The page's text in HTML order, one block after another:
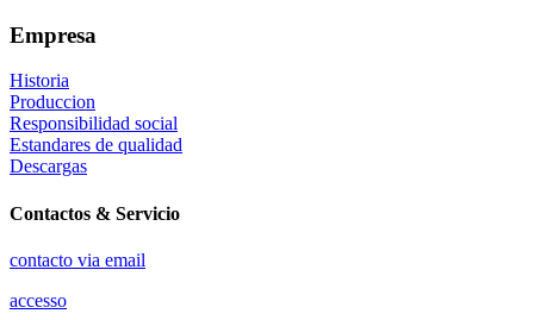
Empresa
Historia
Produccion
Responsibilidad social
Estandares de qualidad
Descargas
Contactos & Servicio
contacto via email
accesso